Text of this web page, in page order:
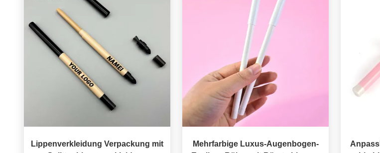
Lippenverkleidung Verpackung mit
Mehrfarbige Luxus-Augenbogen-